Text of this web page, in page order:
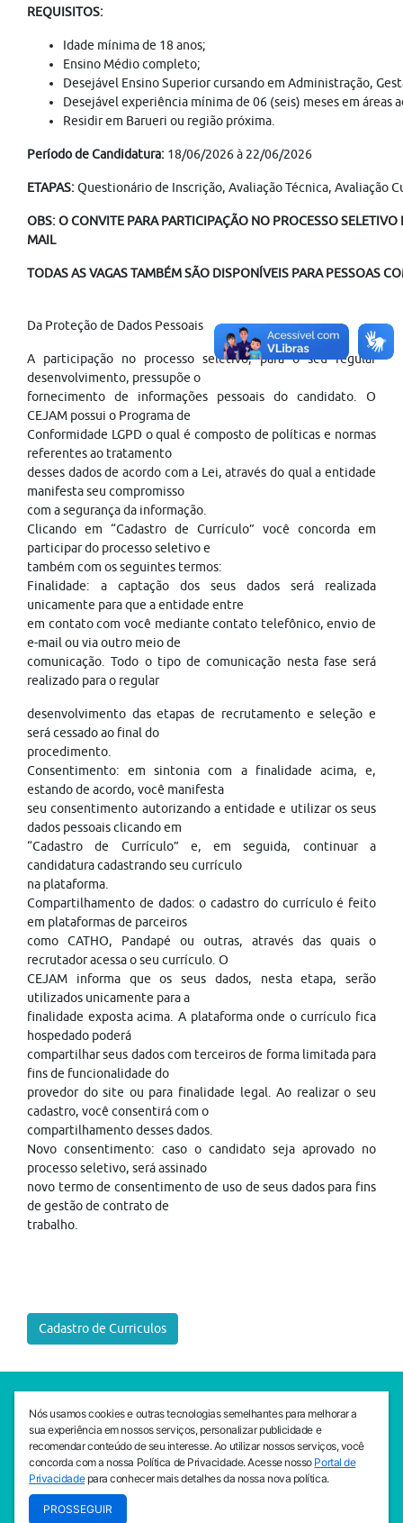
REQUISITOS:
Idade mínima de 18 anos;
Ensino Médio completo;
Desejável Ensino Superior cursando em Administração,
Desejável experiência mínima de 06 (seis) meses em áreas
Residir em Barueri ou região próxima.
Período de Candidatura: 18/06/2026 à 22/06/2026
ETAPAS:Questionário de Inscrição, Avaliação Técnica, Avaliação
OBS: O CONVITE PARA PARTICIPAÇÃO NO PROCESSO SELETIVO
MAIL
TODAS AS VAGAS TAMBÉM SÃO DISPONÍVEIS PARA PESSOAS
Da Proteção de Dados Pessoais
A participação no processo seletivo, para o seu regular
desenvolvimento, pressupõe o
fornecimento de informações pessoais do candidato. O
CEJAM possui o Programa de
Conformidade LGPD o qual é composto de políticas e normas
referentes ao tratamento
desses dados de acordo com a Lei, através do qual a entidade
manifesta seu compromisso
com a segurança da informação.
Clicando em “Cadastro de Currículo” você concorda em
participar do processo seletivo e
também com os seguintes termos:
Finalidade: a captação dos seus dados será realizada
unicamente para que a entidade entre
em contato com você mediante contato telefônico, envio de
e-mail ou via outro meio de
comunicação. Todo o tipo de comunicação nesta fase será
realizado para o regular
desenvolvimento das etapas de recrutamento e seleção e
será cessado ao final do
procedimento.
Consentimento: em sintonia com a finalidade acima, e,
estando de acordo, você manifesta
seu consentimento autorizando a entidade e utilizar os seus
dados pessoais clicando em
“Cadastro de Currículo” e, em seguida, continuar a
candidatura cadastrando seu currículo
na plataforma.
Compartilhamento de dados: o cadastro do currículo é feito
em plataformas de parceiros
como CATHO, Pandapé ou outras, através das quais o
recrutador acessa o seu currículo. O
CEJAM informa que os seus dados, nesta etapa, serão
utilizados unicamente para a
finalidade exposta acima. A plataforma onde o currículo fica
hospedado poderá
compartilhar seus dados com terceiros de forma limitada para
fins de funcionalidade do
provedor do site ou para finalidade legal. Ao realizar o seu
cadastro, você consentirá com o
compartilhamento desses dados.
Novo consentimento: caso o candidato seja aprovado no
processo seletivo, será assinado
novo termo de consentimento de uso de seus dados para fins
de gestão de contrato de
trabalho.
Cadastro de Curriculos
SEDE CEJAM
Av. da Liberdade, 765, Liberdade, São Paulo, 01503-001
(11) 3469 - 1818
INSTITUTO CEJAM
Av. da Liberdade, 765, Liberdade, São Paulo, 01503-001
Nós usamos cookies e outras tecnologias semelhantes para melhorar a
sua experiência em nossos serviços, personalizar publicidade e
recomendar conteúdo de seu interesse. Ao utilizar nossos serviços, você
concorda com a nossa Política de Privacidade. Acesse nosso Portal de
Privacidadepara conhecer mais detalhes da nossa nova política.
PROSSEGUIR